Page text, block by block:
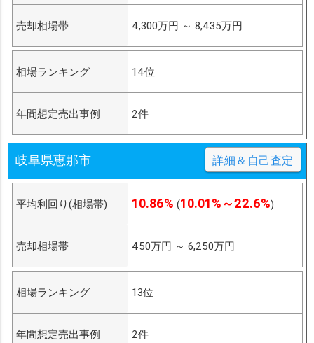
売却相場帯 4,300万円 ～ 8,435万円
相場ランキング 14位
年間想定売出事例 2件
岐阜県恵那市 詳細＆自己査定
平均利回り(相場帯) 10.86% (10.01%～22.6%)
売却相場帯 450万円 ～ 6,250万円
相場ランキング 13位
年間想定売出事例 2件